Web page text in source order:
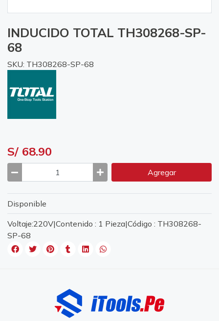
INDUCIDO TOTAL TH308268-SP-
68
SKU: TH308268-SP-68
S/ 68.90
Agregar
Disponible
Voltaje:220V|Contenido : 1 Pieza|Código : TH308268-
SP-68